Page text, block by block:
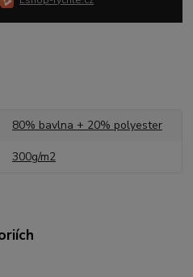
80% bavlna + 20% polyester
300g/m2